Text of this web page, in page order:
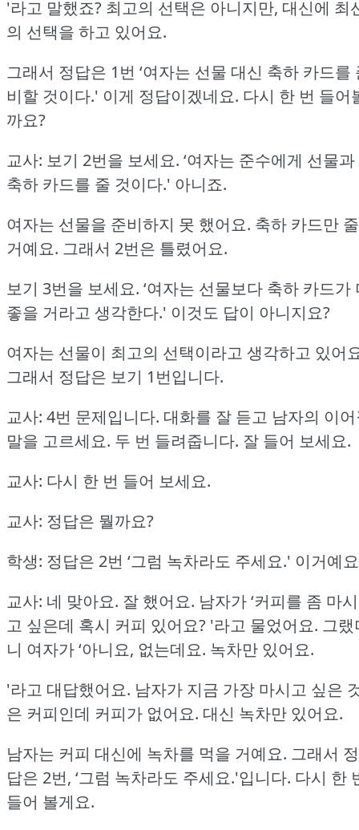
'라고 말했죠? 최고의 선택은 아니지만, 대신에 최
의 선택을 하고 있어요.
그래서 정답은 1번 ‘여자는 선물 대신 축하 카드를
비할 것이다.' 이게 정답이겠네요. 다시 한 번 들어
까요?
교사: 보기 2번을 보세요. ‘여자는 준수에게 선물과
축하 카드를 줄 것이다.' 아니죠.
여자는 선물을 준비하지 못 했어요. 축하 카드만 줄
거예요. 그래서 2번은 틀렸어요.
보기 3번을 보세요. ‘여자는 선물보다 축하 카드가
좋을 거라고 생각한다.' 이것도 답이 아니지요?
여자는 선물이 최고의 선택이라고 생각하고 있어
그래서 정답은 보기 1번입니다.
교사: 4번 문제입니다. 대화를 잘 듣고 남자의 이
말을 고르세요. 두 번 들려줍니다. 잘 들어 보세요.
교사: 다시 한 번 들어 보세요.
교사: 정답은 뭘까요?
학생: 정답은 2번 ‘그럼 녹차라도 주세요.' 이거예
교사: 네 맞아요. 잘 했어요. 남자가 ‘커피를 좀 마시
고 싶은데 혹시 커피 있어요? '라고 물었어요. 그랬
니 여자가 ‘아니요, 없는데요. 녹차만 있어요.
'라고 대답했어요. 남자가 지금 가장 마시고 싶은
은 커피인데 커피가 없어요. 대신 녹차만 있어요.
남자는 커피 대신에 녹차를 먹을 거예요. 그래서 정
답은 2번, ‘그럼 녹차라도 주세요.'입니다. 다시 한
들어 볼게요.